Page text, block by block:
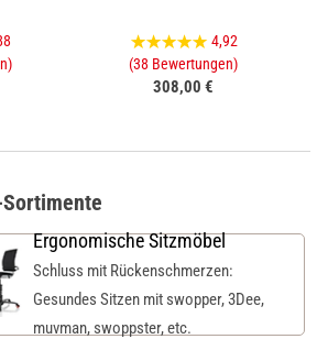
4,92
(38 Bewertungen)
308,00 €
Ergonomische Sitzmöbel
Schluss mit Rückenschmerzen:
Gesundes Sitzen mit swopper, 3Dee,
muvman, swoppster, etc.